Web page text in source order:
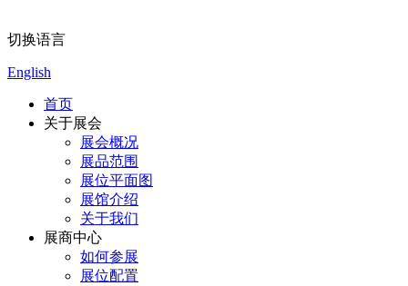
切换语言
English
首页
关于展会
展会概况
展品范围
展位平面图
展馆介绍
关于我们
展商中心
如何参展
展位配置